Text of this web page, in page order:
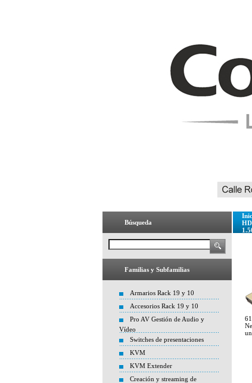
Búsqueda
Familias y Subfamilias
Armarios Rack 19 y 10
Accesorios Rack 19 y 10
Pro AV Gestión de Audio y
Vídeo
Switches de presentaciones
KVM
KVM Extender
Creación y streaming de